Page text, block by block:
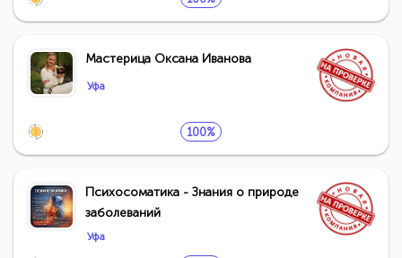
Мастерица Оксана Иванова
Уфа
100%
Психосоматика - Знания о природе
заболеваний
Уфа